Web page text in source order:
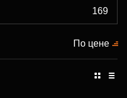
По цене